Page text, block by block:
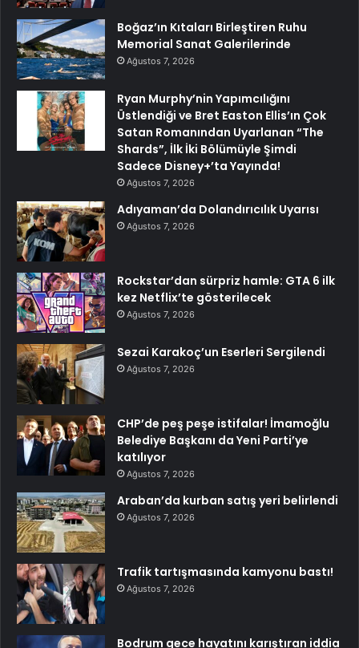
Boğaz’ın Kıtaları Birleştiren Ruhu
Memorial Sanat Galerilerinde
Ağustos 7, 2026
Ryan Murphy’nin Yapımcılığını
Üstlendiği ve Bret Easton Ellis’ın Çok
Satan Romanından Uyarlanan “The
Shards”, İlk İki Bölümüyle Şimdi
Sadece Disney+’ta Yayında!
Ağustos 7, 2026
Adıyaman’da Dolandırıcılık Uyarısı
Ağustos 7, 2026
Rockstar’dan sürpriz hamle: GTA 6 ilk
kez Netflix’te gösterilecek
Ağustos 7, 2026
Sezai Karakoç’un Eserleri Sergilendi
Ağustos 7, 2026
CHP’de peş peşe istifalar! İmamoğlu
Belediye Başkanı da Yeni Parti’ye
katılıyor
Ağustos 7, 2026
Araban’da kurban satış yeri belirlendi
Ağustos 7, 2026
Trafik tartışmasında kamyonu bastı!
Ağustos 7, 2026
Bodrum gece hayatını karıştıran iddia